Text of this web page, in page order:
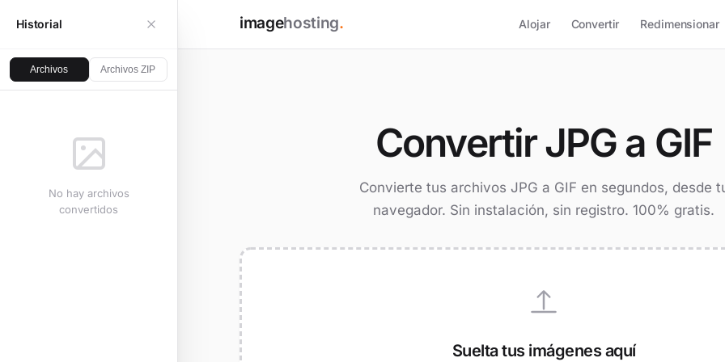
imagehosting. Alojar Convertir Redimensionar
Historial
Archivos Archivos ZIP
No hay archivos
convertidos
Convertir JPG a GIF
Convierte tus archivos JPG a GIF en segundos, desde
navegador. Sin instalación, sin registro. 100% gratis.
Suelta tus imágenes aquí